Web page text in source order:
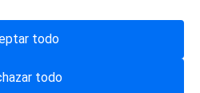
todo
todo